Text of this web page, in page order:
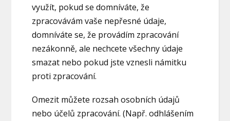
využít, pokud se domníváte, že
zpracovávám vaše nepřesné údaje,
domníváte se, že provádím zpracování
nezákonně, ale nechcete všechny údaje
smazat nebo pokud jste vznesli námitku
proti zpracování.
Omezit můžete rozsah osobních údajů
nebo účelů zpracování. (Např. odhlášením